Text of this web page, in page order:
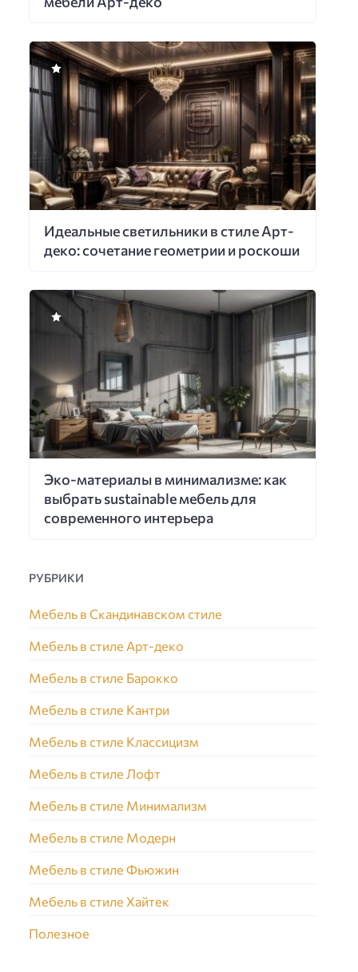
Идеальные светильники в стиле Арт-
деко: сочетание геометрии и роскоши
Эко-материалы в минимализме: как
выбрать sustainable мебель для
современного интерьера
РУБРИКИ
Мебель в Скандинавском стиле
Мебель в стиле Арт-деко
Мебель в стиле Барокко
Мебель в стиле Кантри
Мебель в стиле Классицизм
Мебель в стиле Лофт
Мебель в стиле Минимализм
Мебель в стиле Модерн
Мебель в стиле Фьюжин
Мебель в стиле Хайтек
Полезное